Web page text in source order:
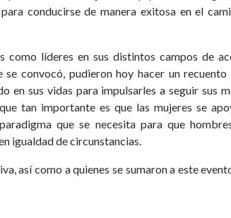
conducirse de manera exitosa en el
como líderes en sus distintos campos de
convocó, pudieron hoy hacer un
en sus vidas para impulsarles a seguir sus
tan importante es que las mujeres se
que se necesita para que
igualdad de circunstancias.
así como a quienes se sumaron a este